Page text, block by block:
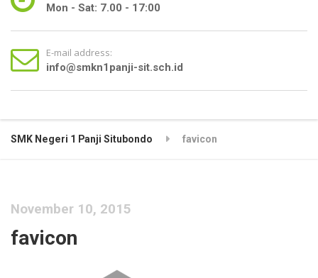
Mon - Sat: 7.00 - 17:00
E-mail address:
info@smkn1panji-sit.sch.id
SMK Negeri 1 Panji Situbondo favicon
November 10, 2015
favicon